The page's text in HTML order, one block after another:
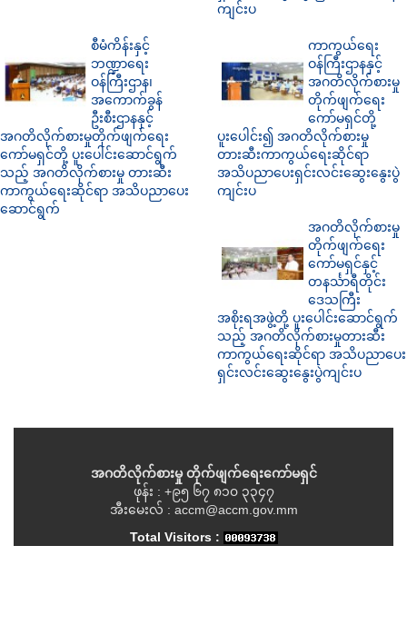
ကျင်းပ
စီမံကိန်းနှင့်
ဘဏ္ဍာရေး
ဝန်ကြီးဌာန၊
အကောက်ခွန်
ဦးစီးဌာနနှင့်
အဂတိလိုက်စားမှုတိုက်ဖျက်ရေး
ကော်မရှင်တို့ ပူးပေါင်းဆောင်ရွက်
သည့် အဂတိလိုက်စားမှု တားဆီး
ကာကွယ်ရေးဆိုင်ရာ အသိပညာပေး
ဆောင်ရွက်
ကာကွယ်ရေး
ဝန်ကြီးဌာနနှင့်
အဂတိလိုက်စားမှု
တိုက်ဖျက်ရေး
ကော်မရှင်တို့
ပူးပေါင်း၍ အဂတိလိုက်စားမှု
တားဆီးကာကွယ်ရေးဆိုင်ရာ
အသိပညာပေးရှင်းလင်းဆွေးနွေးပွဲ
ကျင်းပ
အဂတိလိုက်စားမှု
တိုက်ဖျက်ရေး
ကော်မရှင်နှင့်
တနင်္သာရီတိုင်း
ဒေသကြီး
အစိုးရအဖွဲ့တို့ ပူးပေါင်းဆောင်ရွက်
သည့် အဂတိလိုက်စားမှုတားဆီး
ကာကွယ်ရေးဆိုင်ရာ အသိပညာပေး
ရှင်းလင်းဆွေးနွေးပွဲကျင်းပ
အဂတိလိုက်စားမှု တိုက်ဖျက်ရေးကော်မရှင်
ဖုန်း : +၉၅ ၆၇ ၈၁၀ ၃၃၄၇
အီးမေးလ် : accm@accm.gov.mm
Total Visitors :